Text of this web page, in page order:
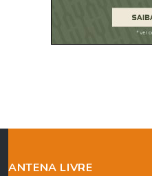
ANTENA LIVRE